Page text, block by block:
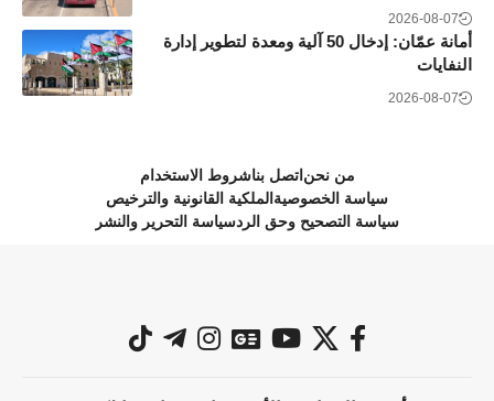
2026-08-07
أمانة عمّان: إدخال 50 آلية ومعدة لتطوير إدارة
النفايات
2026-08-07
من نحن اتصل بناشروط الاستخدام
سياسة الخصوصية الملكية القانونية والترخيص
سياسة التصحيح وحق الردسياسة التحرير والنشر